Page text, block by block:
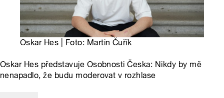
Oskar Hes | Foto: Martin Čuřík
Oskar Hes představuje Osobnosti Česka: Nikdy by mě
nenapadlo, že budu moderovat v rozhlase